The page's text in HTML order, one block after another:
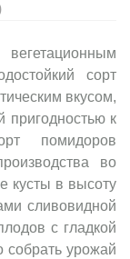
сорт
вкусом,
пригодностью к
помидоров
во
кусты в высоту
сливовидной
с гладкой
собрать урожай